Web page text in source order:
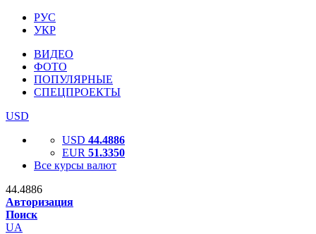
РУС
УКР
ВИДЕО
ФОТО
ПОПУЛЯРНЫЕ
СПЕЦПРОЕКТЫ
USD
USD 44.4886
EUR 51.3350
Все курсы валют
44.4886
Авторизация
Поиск
UA